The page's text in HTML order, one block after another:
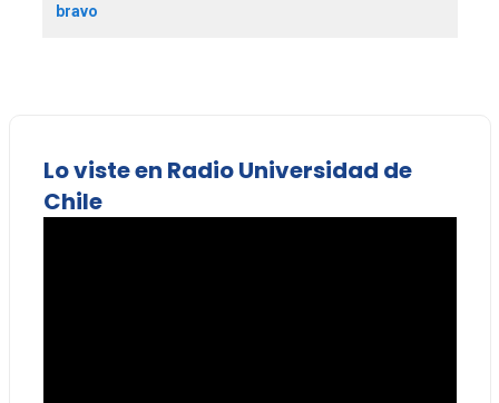
bravo
Lo viste en Radio Universidad de
Chile